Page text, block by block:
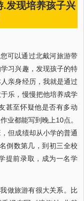
发现培养孩子兴
可以通过北戴河旅游带
习兴趣，发现孩子的特
亲身经历，我就是通过
乐，慢慢把他培养成学
甚至怀疑他是否有多动
业都能写到晚上10点。
但成绩却从小学的普通
倒数第几，到初三全校
提前录取，成为一名学
做旅游有很大关系。比